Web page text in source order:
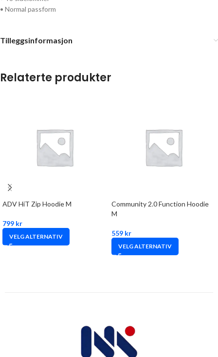
• Normal passform
Tilleggsinformasjon
Relaterte produkter
ADV HiT Zip Hoodie M
799 kr
VELG ALTERNATIV
Community 2.0 Function Hoodie
M
559 kr
VELG ALTERNATIV